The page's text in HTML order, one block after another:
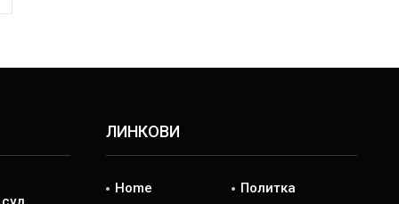
ЛИНКОВИ
Home Политка